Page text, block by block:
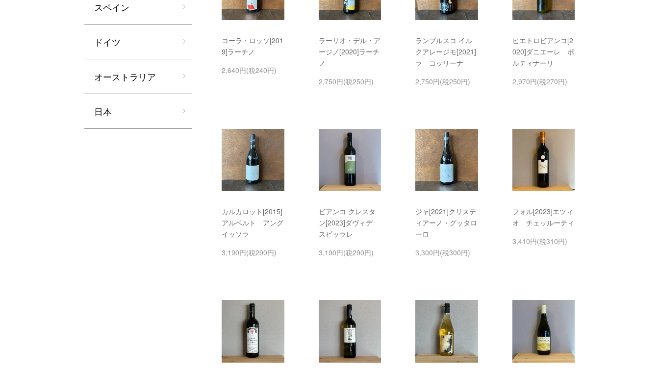
コーラ・ロッソ[201
9]ラーチノ
2,640円(税240円)
ラーリオ・デル・ア
ージノ[2020]ラーチ
ノ
2,750円(税250円)
ランブルスコ イル
クアレージモ[2021]
ラ コッリーナ
2,750円(税250円)
ピエトロビアンコ[2
020]ダニエーレ ポ
ルティナーリ
2,970円(税270円)
カルカロット[2015]
アルベルト アング
イッソラ
3,190円(税290円)
ビアンコ クレスタ
ン[2023]ダヴィデ
スピッラレ
3,190円(税290円)
ジャ[2021]クリステ
ィアーノ・グッタロ
ーロ
3,300円(税300円)
フォル[2023]エツィ
オ チェッルーティ
3,410円(税310円)
スペイン
ドイツ
オーストラリア
日本